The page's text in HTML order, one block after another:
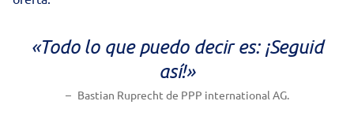
«Todo lo que puedo decir es: ¡Seguid
así!»
Bastian Ruprecht de PPP international AG.